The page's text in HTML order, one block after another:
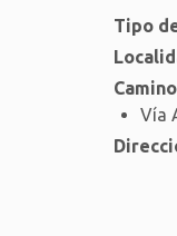
Tipo
Vía